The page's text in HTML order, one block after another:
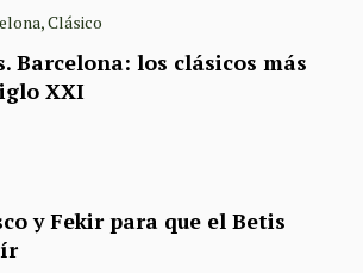
Barcelona: los clásicos más
XXI
y Fekir para que el Betis